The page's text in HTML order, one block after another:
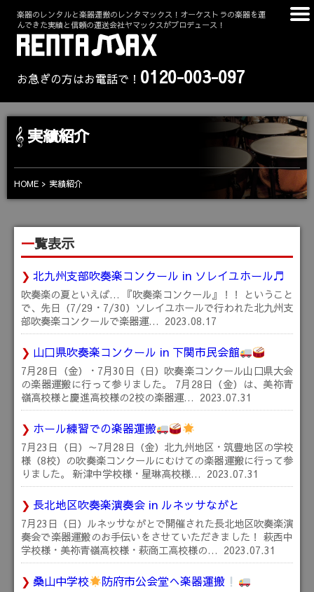
楽器のレンタルと楽器運搬のレンタマックス！オーケストラの楽器を運
んできた実績と信頼の運送会社ヤマックスがプロデュース！
お急ぎの方はお電話で！ 0120-003-097
実績紹介
HOME 実績紹介
一覧表示
北九州支部吹奏楽コンクール in ソレイユホール♬
吹奏楽の夏といえば… 『吹奏楽コンクール』！！ ということ
で、先日（7/29・7/30）ソレイユホールで行われた北九州支
部吹奏楽コンクールで楽器運… 2023.08.17
山口県吹奏楽コンクール in 下関市民会館
7月28日（金）・7月30日（日）吹奏楽コンクール山口県大会
の楽器運搬に行って参りました。 7月28日（金）は、美祢青
嶺高校様と慶進高校様の2校の楽器運… 2023.07.31
ホール練習での楽器運搬
7月23日（日）～7月28日（金）北九州地区・筑豊地区の学校
様（8校）の吹奏楽コンクールにむけての楽器運搬に行って参
りました。 新津中学校様・星琳高校様… 2023.07.31
長北地区吹奏楽演奏会 in ルネッサながと
7月23日（日）ルネッサながとで開催された長北地区吹奏楽演
奏会で楽器運搬のお手伝いをさせていただきました！ 萩西中
学校様・美祢青嶺高校様・萩商工高校様の… 2023.07.31
桑山中学校 防府市公会堂へ楽器運搬